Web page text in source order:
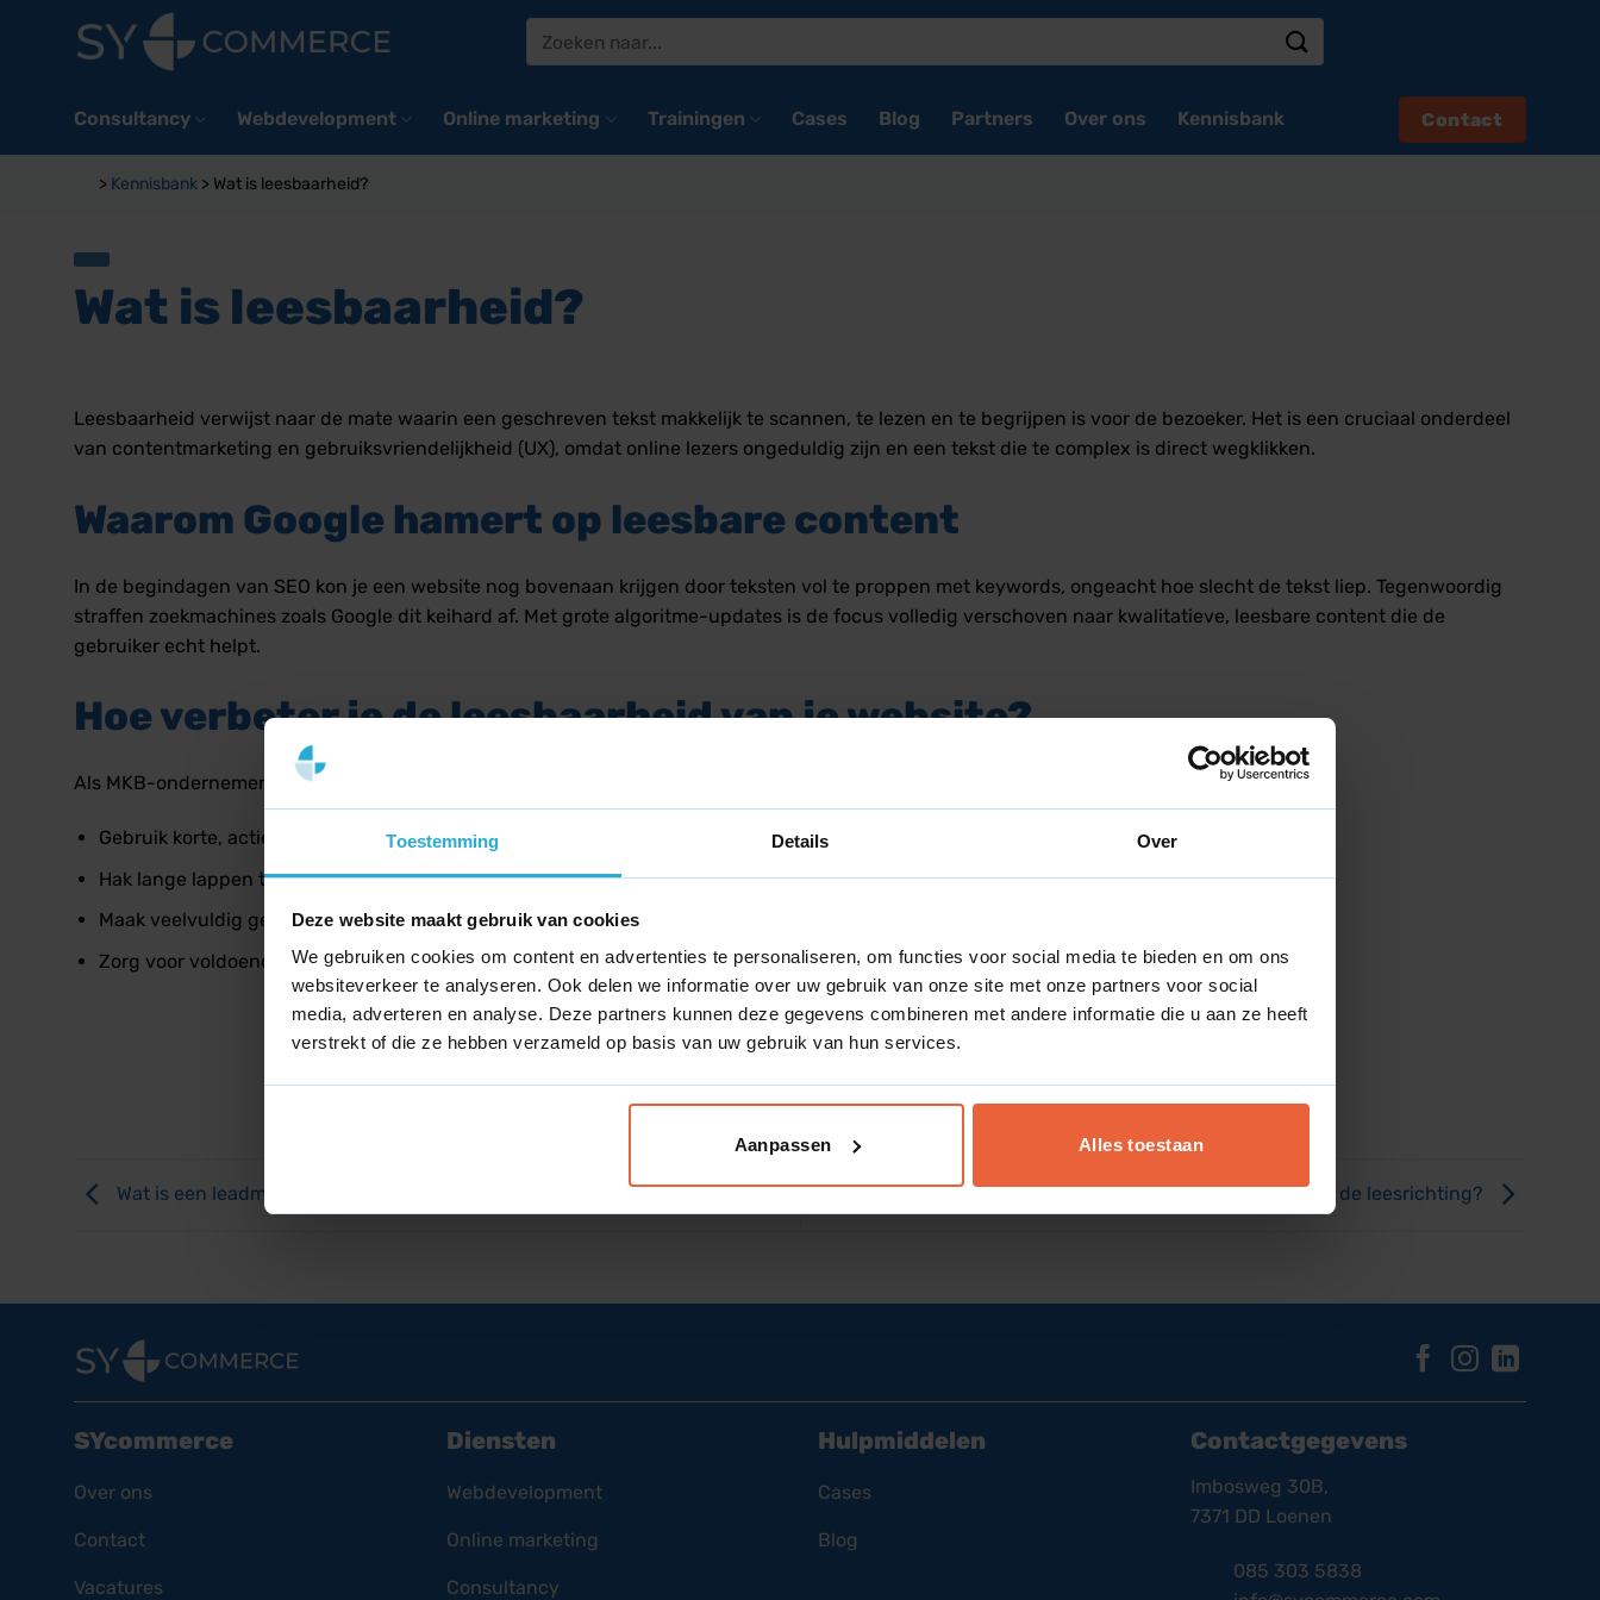
Toestemming Details Over
Deze website maakt gebruik van cookies
We gebruiken cookies om content en advertenties te personaliseren, om functies voor social media te bieden en om ons
websiteverkeer te analyseren. Ook delen we informatie over uw gebruik van onze site met onze partners voor social
media, adverteren en analyse. Deze partners kunnen deze gegevens combineren met andere informatie die u aan ze heeft
verstrekt of die ze hebben verzameld op basis van uw gebruik van hun services.
Aanpassen Alles toestaan
Consultancy Webdevelopment Online marketing Trainingen Cases Blog Partners Over ons Kennisbank Contact
> Kennisbank> Wat is leesbaarheid?
Wat is leesbaarheid?
Leesbaarheid verwijst naar de mate waarin een geschreven tekst makkelijk te scannen, te lezen en te begrijpen is voor de bezoeker. Het is een cruciaal onderdeel
van contentmarketing en gebruiksvriendelijkheid (UX), omdat online lezers ongeduldig zijn en een tekst die te complex is direct wegklikken.
Waarom Google hamert op leesbare content
In de begindagen van SEO kon je een website nog bovenaan krijgen door teksten vol te proppen met keywords, ongeacht hoe slecht de tekst liep. Tegenwoordig
straffen zoekmachines zoals Google dit keihard af. Met grote algoritme-updates is de focus volledig verschoven naar kwalitatieve, leesbare content die de
gebruiker echt helpt.
Hoe verbeter je de leesbaarheid van je website?
Als MKB-ondernemer kun je je teksten direct optimaliseren door te voldoen aan een aantal basisprincipes:
Gebruik korte, actieve zinnen en vermijd onnodig jargon.
Hak lange lappen tekst op in korte paragrafen van maximaal 3 tot 4 zinnen.
Maak veelvuldig gebruik van duidelijke tussenkoppen (H3-tags) en opsommingstekens.
Zorg voor voldoende contrast tussen de tekstkleur en de achtergrond.
Wat is een leadmagnet? Wat is de leesrichting?
SYcommerce
Over ons
Contact
Vacatures
Diensten
Webdevelopment
Online marketing
Consultancy
Hulpmiddelen
Cases
Blog
Contactgegevens
Imbosweg 30B,
7371 DD Loenen
085 303 5838